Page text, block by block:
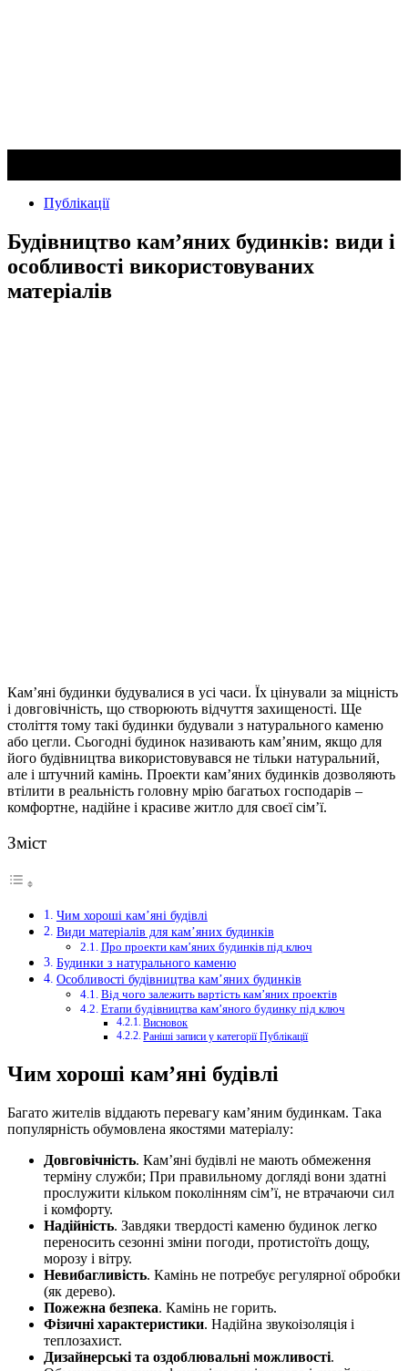
Публікації
Будівництво кам’яних будинків: види і
особливості використовуваних
матеріалів
Кам’яні будинки будувалися в усі часи. Їх цінували за міцність
і довговічність, що створюють відчуття захищеності. Ще
століття тому такі будинки будували з натурального каменю
або цегли. Сьогодні будинок називають кам’яним, якщо для
його будівництва використовувався не тільки натуральний,
але і штучний камінь. Проекти кам’яних будинків дозволяють
втілити в реальність головну мрію багатьох господарів –
комфортне, надійне і красиве житло для своєї сім’ї.
Зміст
Чим хороші кам’яні будівлі
Види матеріалів для кам’яних будинків
Про проекти кам’яних будинків під ключ
Будинки з натурального каменю
Особливості будівництва кам’яних будинків
Від чого залежить вартість кам’яних проектів
Етапи будівництва кам’яного будинку під ключ
Висновок
Раніші записи у категорії Публікації
Чим хороші кам’яні будівлі
Багато жителів віддають перевагу кам’яним будинкам. Така
популярність обумовлена якостями матеріалу:
Довговічність. Кам’яні будівлі не мають обмеження
терміну служби; При правильному догляді вони здатні
прослужити кільком поколінням сім’ї, не втрачаючи сил
і комфорту.
Надійність. Завдяки твердості каменю будинок легко
переносить сезонні зміни погоди, протистоїть дощу,
морозу і вітру.
Невибагливість. Камінь не потребує регулярної обробки
(як дерево).
Пожежна безпека. Камінь не горить.
Фізичні характеристики. Надійна звукоізоляція і
теплозахист.
Дизайнерські та оздоблювальні можливості.